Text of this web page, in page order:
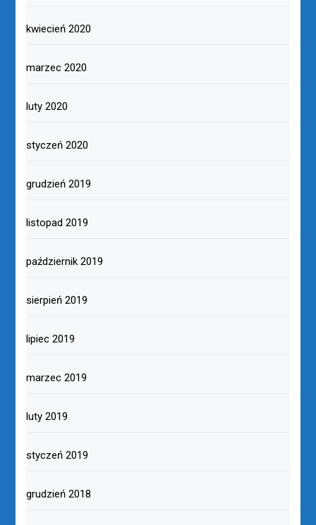
kwiecień 2020
marzec 2020
luty 2020
styczeń 2020
grudzień 2019
listopad 2019
październik 2019
sierpień 2019
lipiec 2019
marzec 2019
luty 2019
styczeń 2019
grudzień 2018